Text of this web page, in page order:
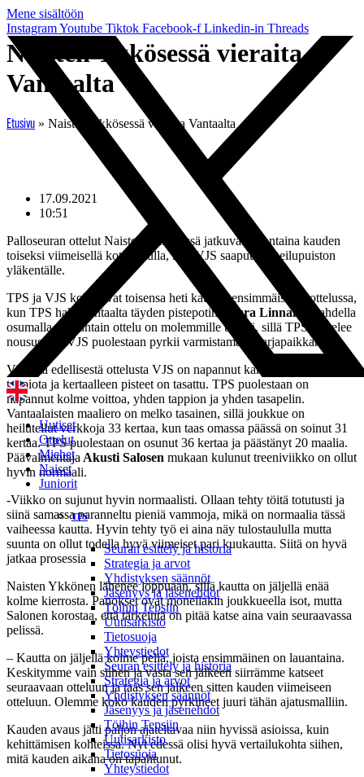
Mene sisältöön
InstagramYoutube Tiktok Facebook-f Linkedin-in Threads
Uutiset
Ottelut
Miehet
Naiset
Juniorit
TPS
Seuran esittely ja historia
Strategia ja arvot
Yhdistyksen säännöt
Jäsenyys ja jäsenehdot
Töihin Tepsiin
Uutisarkisto
Tietosuoja
Yhteystiedot
Seuran esittely ja historia
Strategia ja arvot
Yhdistyksen säännöt
Jäsenyys ja jäsenehdot
Töihin Tepsiin
Uutisarkisto
Tietosuoja
Yhteystiedot
Naisten Ykkösessä vieraita
Vantaalta
Etusivu » Naisten Ykkösessä vieraita Vantaalta
17.09.2021
10:51
Palloseuran ottelut Naisten Ykkösessä jatkuvat lauantaina kauden
toiseksi viimeisellä kotiottelulla, kun VJS saapuu Urheilupuiston
yläkentälle.
TPS ja VJS kohtasivat toisensa heti kauden ensimmäisessä ottelussa,
kun TPS haki Vantaalta täyden pistepotin
Laura Linnalan
kahdella
osumalla. Lauantain ottelu on molemmille tärkeä, sillä TPS taistelee
noususta ja VJS puolestaan pyrkii varmistamaan sarjapaikkansa.
Viidestä edellisestä ottelusta VJS on napannut kaksi voittoa, kaksi
tappiota ja kertaalleen pisteet on tasattu. TPS puolestaan on
napannut kolme voittoa, yhden tappion ja yhden tasapelin.
Vantaalaisten maaliero on melko tasainen, sillä joukkue on
heilutellut verkkoja 33 kertaa, kun taas omassa päässä on soinut 31
kertaa. TPS puolestaan on osunut 36 kertaa ja päästänyt 20 maalia.
Päävalmentaja Akusti Salosen mukaan kulunut treeniviikko on ollut
hyvin normaali.
-Viikko on sujunut hyvin normaalisti. Ollaan tehty töitä totutusti ja
siinä samassa paranneltu pieniä vammoja, mikä on normaalia tässä
vaiheessa kautta. Hyvin tehty työ ei aina näy tulostaululla mutta
suunta on ollut todella hyvä viimeiset pari kuukautta. Siitä on hyvä
jatkaa prosessia
Naisten Ykkönen lähenee loppuaan, sillä kautta on jäljellä enää
kolme kierrosta. Panokset ovat monellakin joukkueella isot, mutta
Salonen korostaa, että tärkeintä on pitää katse aina vain seuraavassa
pelissä.
– Kautta on jäljellä kolme peliä, joista ensimmäinen on lauantaina.
Keskitymme vain siihen ja vasta sen jälkeen siirrämme katseet
seuraavaan otteluun ja taas sen jälkeen sitten kauden viimeiseen
otteluun. Olemme koko kauden pyrkineet juuri tähän ajatusmalliin.
Kauden avaus jätti paljon ajateltavaa niin hyvissä asioissa, kuin
kehittämisen kohteissa. Nyt edessä olisi hyvä vertailukohta siihen,
mitä kauden aikana on tapahtunut.